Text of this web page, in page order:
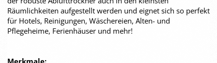
Räumlichkeiten aufgestellt werden und eignet sich so perfekt
für Hotels, Reinigungen, Wäschereien, Alten- und
Pflegeheime, Ferienhäuser und mehr!
Merkmale: